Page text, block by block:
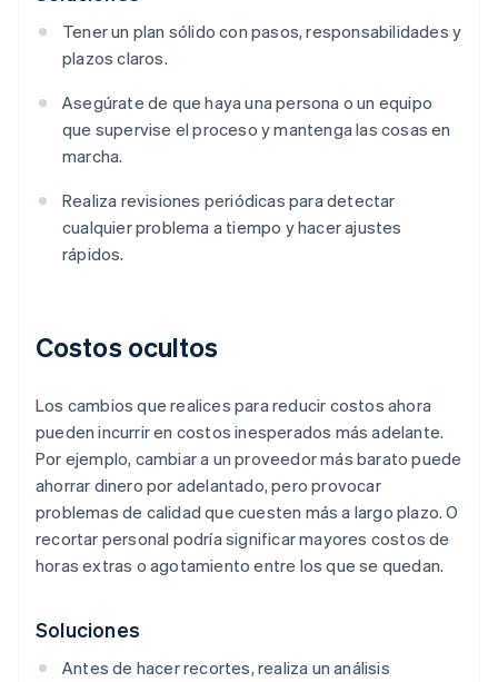
Tener un plan sólido con pasos, responsabilidades y
plazos claros.
Asegúrate de que haya una persona o un equipo
que supervise el proceso y mantenga las cosas en
marcha.
Realiza revisiones periódicas para detectar
cualquier problema a tiempo y hacer ajustes
rápidos.
Costos ocultos
Los cambios que realices para reducir costos ahora
pueden incurrir en costos inesperados más adelante.
Por ejemplo, cambiar a un proveedor más barato puede
ahorrar dinero por adelantado, pero provocar
problemas de calidad que cuesten más a largo plazo. O
recortar personal podría significar mayores costos de
horas extras o agotamiento entre los que se quedan.
Soluciones
Antes de hacer recortes, realiza un análisis